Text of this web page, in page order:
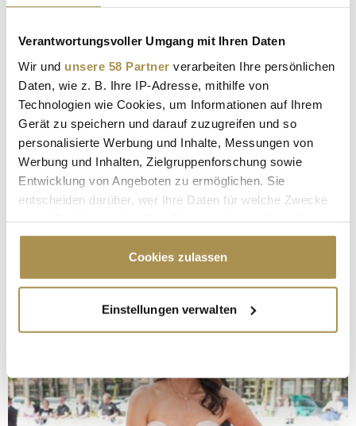
Verantwortungsvoller Umgang mit Ihren Daten
Wir und unsere 58 Partner verarbeiten Ihre persönlichen
Daten, wie z. B. Ihre IP-Adresse, mithilfe von
Technologien wie Cookies, um Informationen auf Ihrem
Gerät zu speichern und darauf zuzugreifen und so
personalisierte Werbung und Inhalte, Messungen von
Werbung und Inhalten, Zielgruppenforschung sowie
Entwicklung von Angeboten zu ermöglichen. Sie
entscheiden darüber, wer Ihre Daten für welche Zwecke
Cookie-Erklärung oder durch Klicken auf das Privacy
Trigger Symbol ändern oder widerrufen
Informationen über Ihre geografische Lage
erfassen, welche bis auf einige Meter genau sein
bestimmten Merkmalen (Fingerprinting) identifizieren
Erfahren Sie mehr darüber, wie Ihre persönlichen Daten
Cookies zulassen
Einstellungen verwalten